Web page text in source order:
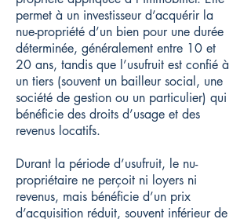
permet à un investisseur d’acquérir la
nue-propriété d’un bien pour une durée
déterminée, généralement entre 10 et
20 ans, tandis que l’usufruit est confié à
un tiers (souvent un bailleur social, une
société de gestion ou un particulier) qui
bénéficie des droits d’usage et des
revenus locatifs.
Durant la période d’usufruit, le nu-
propriétaire ne perçoit ni loyers ni
revenus, mais bénéficie d’un prix
d’acquisition réduit, souvent inférieur de